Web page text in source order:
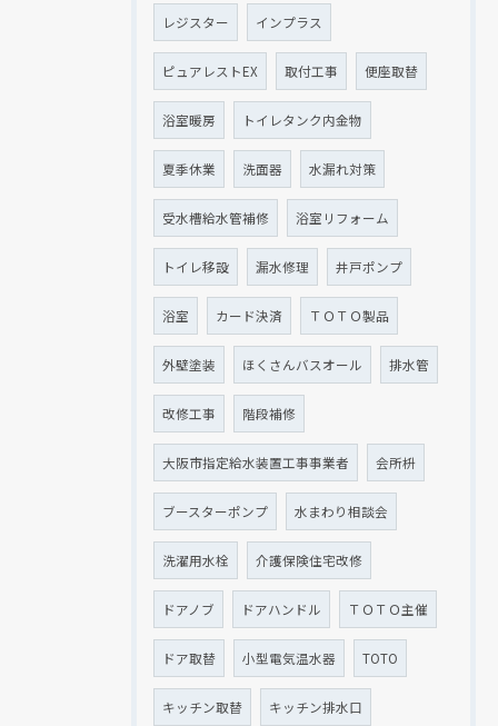
レジスター インプラス
ピュアレストEX 取付工事 便座取替
浴室暖房 トイレタンク内金物
夏季休業 洗面器 水漏れ対策
受水槽給水管補修 浴室リフォーム
トイレ移設 漏水修理 井戸ポンプ
浴室 カード決済 ＴＯＴＯ製品
外壁塗装 ほくさんバスオール 排水管
改修工事 階段補修
大阪市指定給水装置工事事業者 会所枡
ブースターポンプ 水まわり相談会
洗濯用水栓 介護保険住宅改修
ドアノブ ドアハンドル ＴＯＴＯ主催
ドア取替 小型電気温水器 TOTO
キッチン取替 キッチン排水口